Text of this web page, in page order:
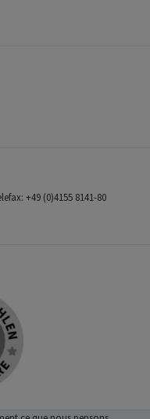
+49 (0)4155 8141-80